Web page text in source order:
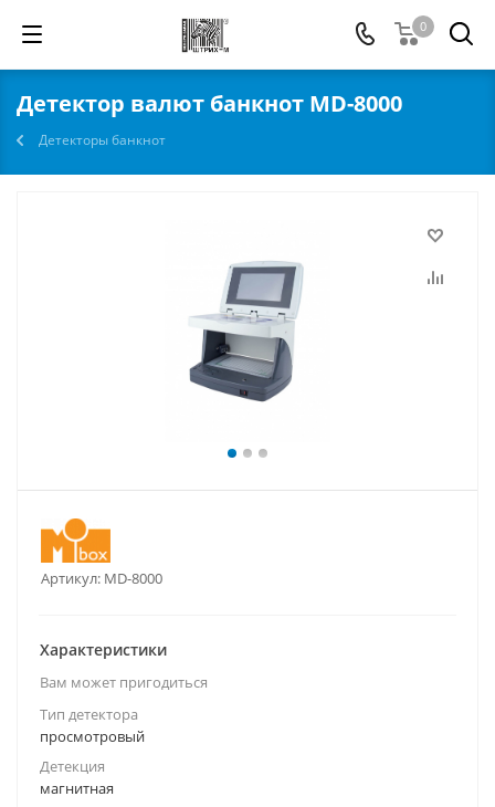
0
Детектор валют банкнот MD-8000
Детекторы банкнот
Артикул: MD-8000
Характеристики
Вам может пригодиться
Тип детектора
просмотровый
Детекция
магнитная